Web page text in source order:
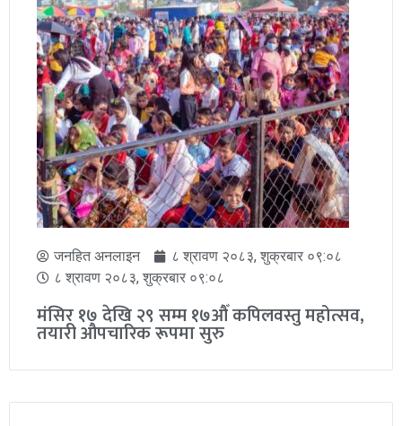
जनहित अनलाइन
८ श्रावण २०८३, शुक्रबार ०९:०८
८ श्रावण २०८३, शुक्रबार ०९:०८
मंसिर १७ देखि २९ सम्म १७औँ कपिलवस्तु महोत्सव,
तयारी औपचारिक रूपमा सुरु